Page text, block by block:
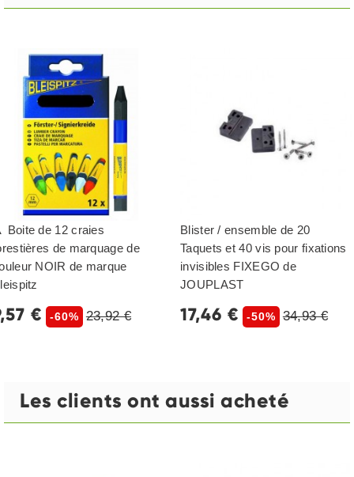
Boite de 12 craies
de marquage de
NOIR de marque
€ -60% 23,92 €
Blister / ensemble de 20
Taquets et 40 vis pour fixations
invisibles FIXEGO de
JOUPLAST
17,46 € -50% 34,93 €
Les clients ont aussi acheté